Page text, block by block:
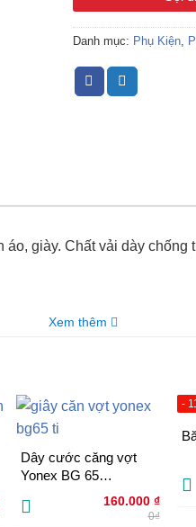
Danh mục: Phụ Kiện,
giày. Chất vải dày chống
Xem thêm
Dây cước căng vợt
Yonex BG 65
160.000 ₫
0₫
-